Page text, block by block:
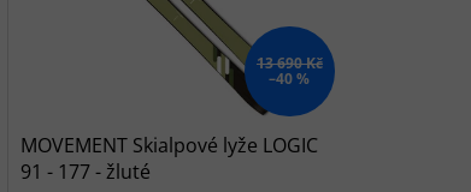
13 690 Kč
–40 %
MOVEMENT Skialpové lyže LOGIC
91 - 177 - žluté